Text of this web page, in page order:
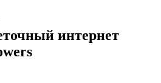
интернет